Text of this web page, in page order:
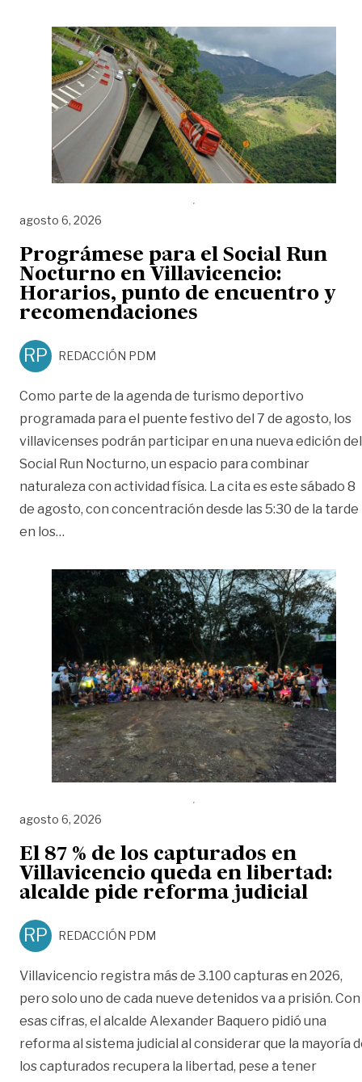
agosto 6, 2026
Prográmese para el Social Run
Nocturno en Villavicencio:
Horarios, punto de encuentro y
recomendaciones
RP REDACCIÓN PDM
Como parte de la agenda de turismo deportivo
programada para el puente festivo del 7 de agosto, los
villavicenses podrán participar en una nueva edición del
Social Run Nocturno, un espacio para combinar
naturaleza con actividad física. La cita es este sábado 8
de agosto, con concentración desde las 5:30 de la tarde
en los…
agosto 6, 2026
El 87 % de los capturados en
Villavicencio queda en libertad:
alcalde pide reforma judicial
RP REDACCIÓN PDM
Villavicencio registra más de 3.100 capturas en 2026,
pero solo uno de cada nueve detenidos va a prisión. Con
esas cifras, el alcalde Alexander Baquero pidió una
reforma al sistema judicial al considerar que la mayoría
los capturados recupera la libertad, pese a tener